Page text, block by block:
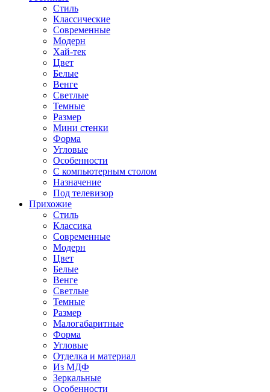
Стиль
Классические
Современные
Модерн
Хай-тек
Цвет
Белые
Венге
Светлые
Темные
Размер
Мини стенки
Форма
Угловые
Особенности
С компьютерным столом
Назначение
Под телевизор
Прихожие
Стиль
Классика
Современные
Модерн
Цвет
Белые
Венге
Светлые
Темные
Размер
Малогабаритные
Форма
Угловые
Отделка и материал
Из МДФ
Зеркальные
Особенности